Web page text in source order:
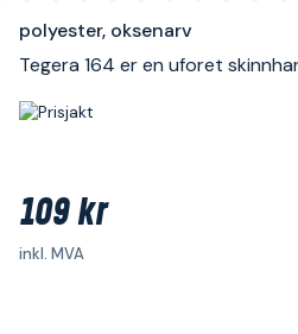
polyester, oksenarv
Tegera 164 er en uforet
109 kr
inkl. MVA